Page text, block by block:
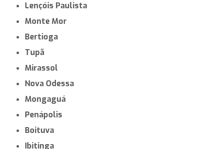
Lençóis Paulista
Monte Mor
Bertioga
Tupã
Mirassol
Nova Odessa
Mongaguá
Penápolis
Boituva
Ibitinga